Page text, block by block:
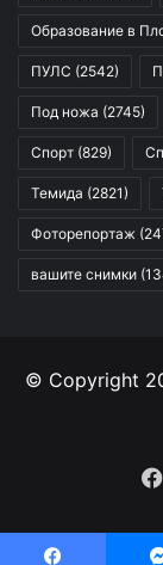
Образование в
ПУЛС (2542)
Под ножа (2745)
Спорт (829)
Темида (2821)
Фоторепортаж
вашите снимки
© Copyright